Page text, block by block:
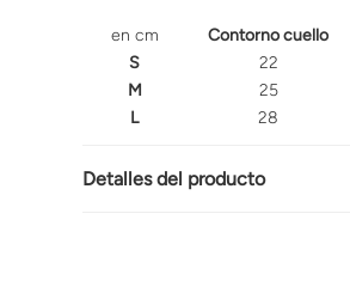
en cm Contorno cuello
S
22
M
25
L
28
Detalles del producto